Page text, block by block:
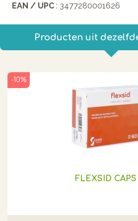
EAN / UPC : 3477280001626
Producten uit
FLEXSID CAPS
-10%